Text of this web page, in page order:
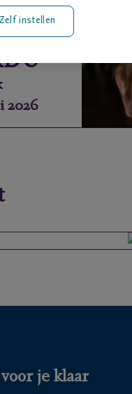
2026
je klaar
Zelf instellen